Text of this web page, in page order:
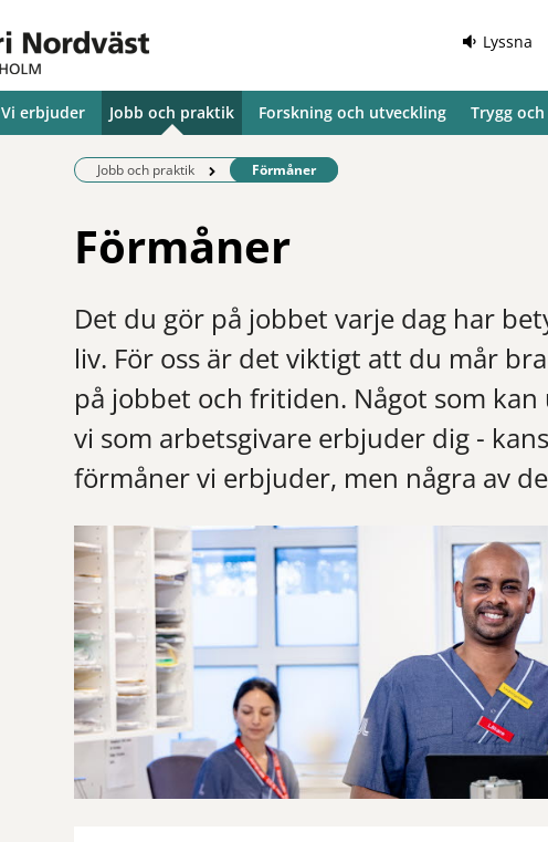
Lyssna
Vi erbjuder Jobb och praktik Forskning och utveckling Trygg
Jobb och praktik Befintlig sida:
Förmåner
Förmåner
Det du gör på jobbet varje dag har
liv. För oss är det viktigt att du mår
på jobbet och fritiden. Något som
vi som arbetsgivare erbjuder dig -
förmåner vi erbjuder, men några av